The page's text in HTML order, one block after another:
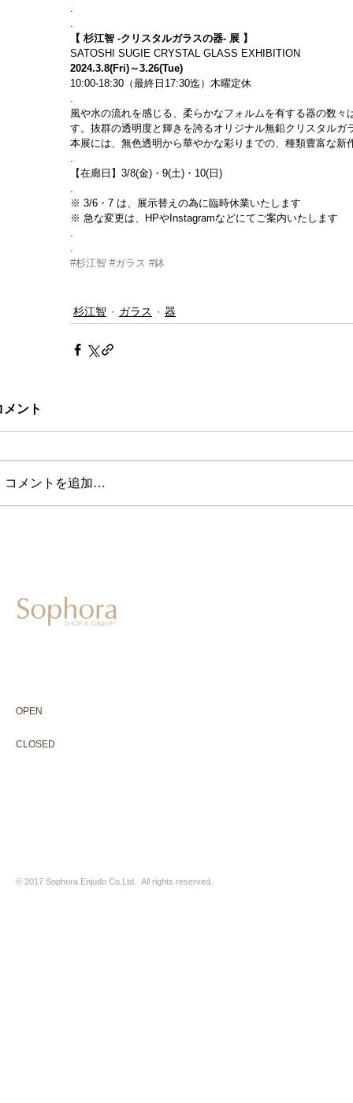
【 杉江智 -クリスタルガラスの器- 展 】
SATOSHI SUGIE CRYSTAL GLASS EXHIBITION
2024.3.8(Fri)～3.26(Tue)
10:00-18:30（最終日17:30迄）木曜定休
風や水の流れを感じる、柔らかなフォルムを有する器の数
す。抜群の透明度と輝きを誇るオリジナル無鉛クリスタル
本展には、無色透明から華やかな彩りまでの、種類豊富な新
【在廊日】3/8(金)・9(土)・10(日)
※ 3/6 ・7 は、展示替えの為に臨時休業いたします
※ 急な変更は、HPやInstagramなどにてご案内いたします
#杉江智 #ガラス #鉢
杉江智 ガラス 器
メント
コメントを追加…
OPEN
CLOSED
© 2017 Sophora Enjudo Co.Ltd. All rights reserved.